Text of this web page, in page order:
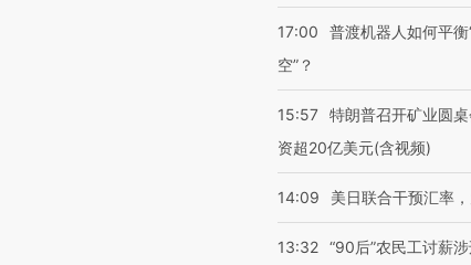
17:00
普渡机器人如何平衡
空”？
15:57 特朗普召开矿业圆
资超20亿美元(含视频)
14:09 美日联合干预汇率
13:32 “90后”农民工讨薪